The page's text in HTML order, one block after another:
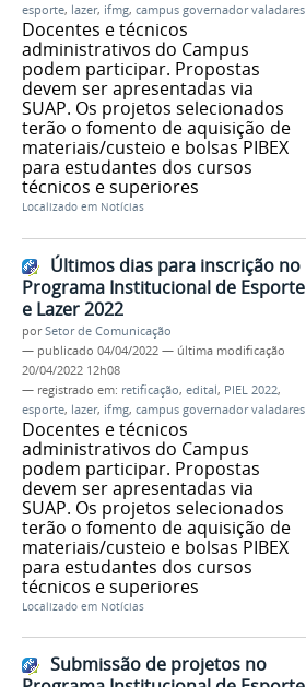
esporte, lazer, ifmg, campus governador valadares
Docentes e técnicos
administrativos do Campus
podem participar. Propostas
devem ser apresentadas via
SUAP. Os projetos selecionados
terão o fomento de aquisição de
materiais/custeio e bolsas PIBEX
para estudantes dos cursos
técnicos e superiores
Localizado em Notícias
Últimos dias para inscrição no
Programa Institucional de Esporte
e Lazer 2022
porSetor de Comunicação
— publicado 04/04/2022 — última modificação
20/04/2022 12h08
— registrado em: retificação, edital, PIEL 2022,
esporte, lazer, ifmg, campus governador valadares
Docentes e técnicos
administrativos do Campus
podem participar. Propostas
devem ser apresentadas via
SUAP. Os projetos selecionados
terão o fomento de aquisição de
materiais/custeio e bolsas PIBEX
para estudantes dos cursos
técnicos e superiores
Localizado em Notícias
Submissão de projetos no